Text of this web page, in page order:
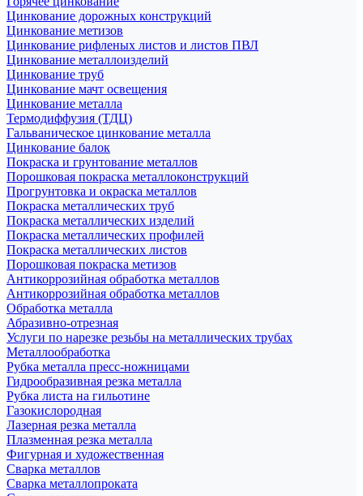
Цинкование дорожных конструкций
Цинкование метизов
Цинкование рифленых листов и листов ПВЛ
Цинкование металлоизделий
Цинкование труб
Цинкование мачт освещения
Цинкование металла
Термодиффузия (ТДЦ)
Гальваническое цинкование металла
Цинкование балок
Покраска и грунтование металлов
Порошковая покраска металлоконструкций
Прогрунтовка и окраска металлов
Покраска металлических труб
Покраска металлических изделий
Покраска металлических профилей
Покраска металлических листов
Порошковая покраска метизов
Антикоррозийная обработка металлов
Антикоррозийная обработка металлов
Обработка металла
Абразивно-отрезная
Услуги по нарезке резьбы на металлических трубах
Металлообработка
Рубка металла пресс-ножницами
Гидрообразивная резка металла
Рубка листа на гильотине
Газокислородная
Лазерная резка металла
Плазменная резка металла
Фигурная и художественная
Сварка металлов
Сварка металлопроката